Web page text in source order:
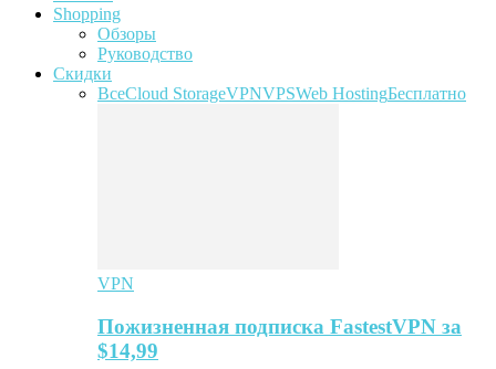
Shopping
Обзоры
Руководство
Скидки
ВсеCloud StorageVPNVPSWeb HostingБесплатно
VPN
Пожизненная подписка FastestVPN за
$14,99